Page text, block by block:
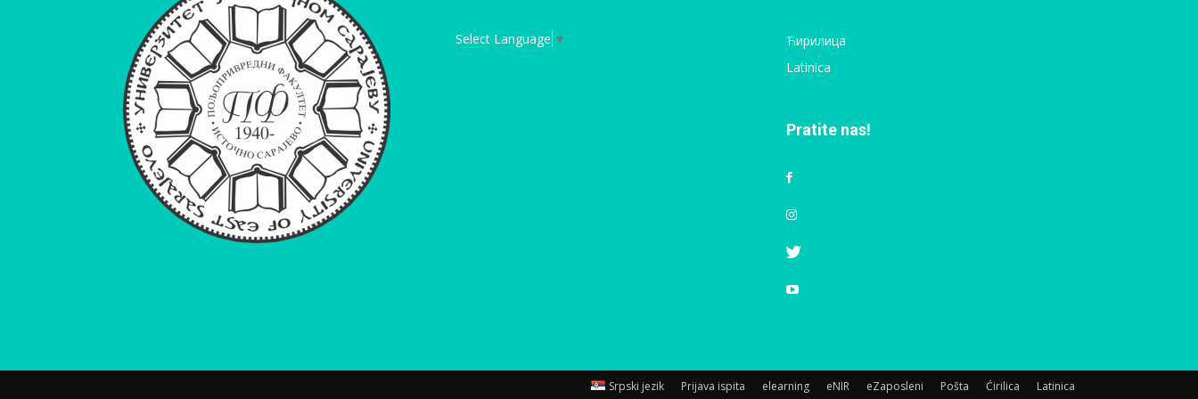
Select Language ▼
Ћирилица
Latinica
Pratite nas!
Srpski jezik Prijava ispita elearning eNIR eZaposleni Pošta Ćirilica Latinica